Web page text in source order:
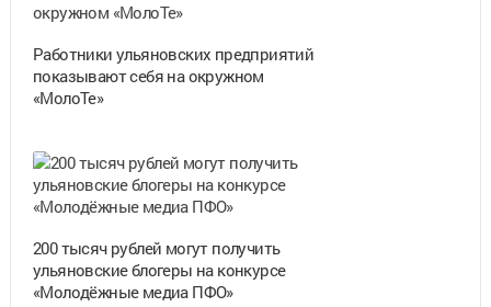
Работники ульяновских предприятий
показывают себя на окружном
«МолоТе»
200 тысяч рублей могут получить
ульяновские блогеры на конкурсе
«Молодёжные медиа ПФО»